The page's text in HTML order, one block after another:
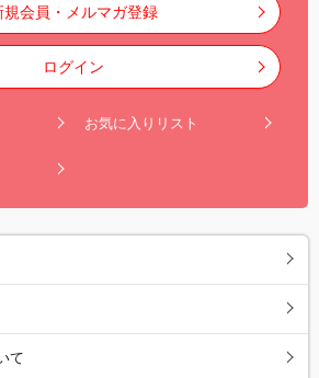
規会員・メルマガ登録
ログイン
お気に入りリスト
て